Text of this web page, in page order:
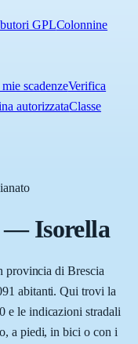
GPLColonnine
scadenzeVerifica
autorizzataClasse
—Isorella
provincia di Brescia
abitanti. Qui trovi la
e le indicazioni stradali
a piedi, in bici o con i